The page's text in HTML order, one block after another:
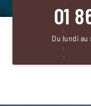
01
Du lundi au